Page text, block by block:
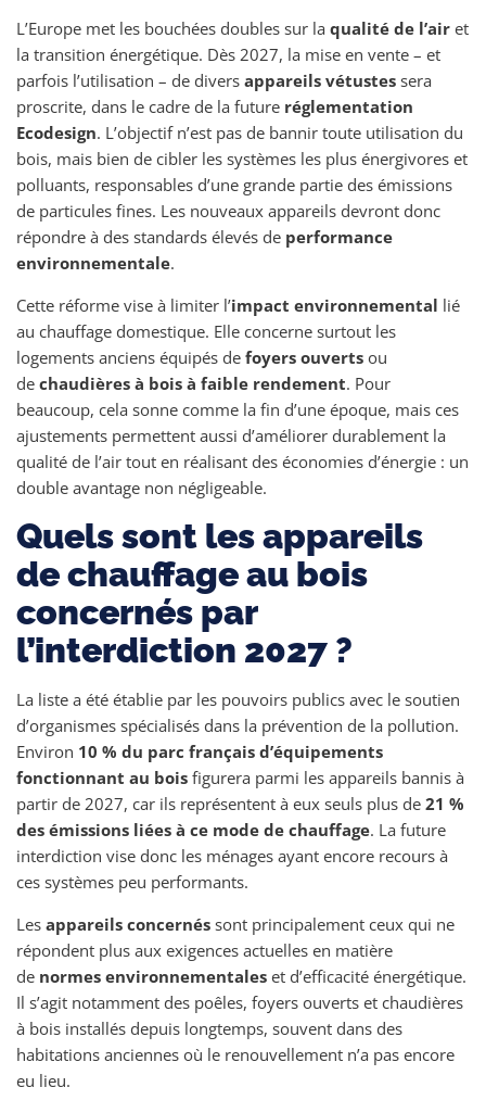
L’Europe met les bouchées doubles sur la qualité de l’air et
la transition énergétique. Dès 2027, la mise en vente – et
parfois l’utilisation – de divers appareils vétustes sera
proscrite, dans le cadre de la future réglementation
Ecodesign. L’objectif n’est pas de bannir toute utilisation du
bois, mais bien de cibler les systèmes les plus énergivores et
polluants, responsables d’une grande partie des émissions
de particules fines. Les nouveaux appareils devront donc
répondre à des standards élevés de performance
environnementale.
Cette réforme vise à limiter l’impact environnemental lié
au chauffage domestique. Elle concerne surtout les
logements anciens équipés de foyers ouverts ou
de chaudières à bois à faible rendement. Pour
beaucoup, cela sonne comme la fin d’une époque, mais ces
ajustements permettent aussi d’améliorer durablement la
qualité de l’air tout en réalisant des économies d’énergie : un
double avantage non négligeable.
Quels sont les appareils
de chauffage au bois
concernés par
l’interdiction 2027 ?
La liste a été établie par les pouvoirs publics avec le soutien
d’organismes spécialisés dans la prévention de la pollution.
Environ 10 % du parc français d’équipements
fonctionnant au bois figurera parmi les appareils bannis à
partir de 2027, car ils représentent à eux seuls plus de 21 %
des émissions liées à ce mode de chauffage. La future
interdiction vise donc les ménages ayant encore recours à
ces systèmes peu performants.
Les appareils concernés sont principalement ceux qui ne
répondent plus aux exigences actuelles en matière
de normes environnementales et d’efficacité énergétique.
Il s’agit notamment des poêles, foyers ouverts et chaudières
à bois installés depuis longtemps, souvent dans des
habitations anciennes où le renouvellement n’a pas encore
eu lieu.